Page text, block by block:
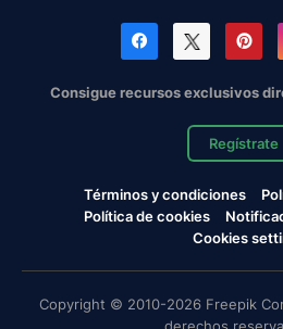
Consigue recursos exclusivos
Regístrate
Términos y condiciones
Política de cookies
Cookies
Copyright © 2010-2026 Freepik